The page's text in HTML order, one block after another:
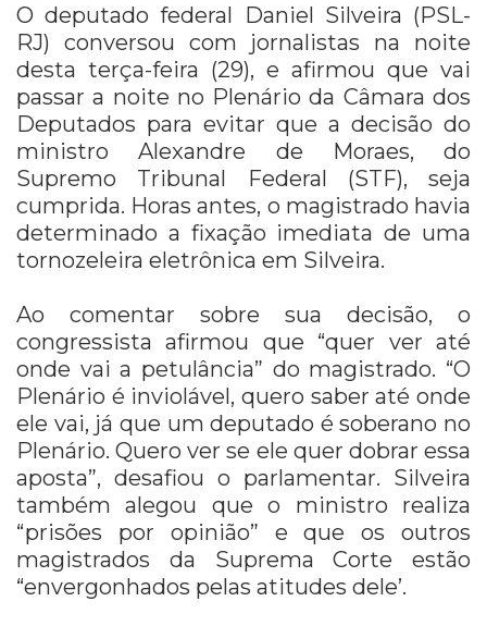
O deputado federal Daniel Silveira (PSL-
RJ) conversou com jornalistas na noite
desta terça-feira (29), e afirmou que vai
passar a noite no Plenário da Câmara dos
Deputados para evitar que a decisão do
ministro Alexandre de Moraes, do
Supremo Tribunal Federal (STF), seja
cumprida. Horas antes, o magistrado havia
determinado a fixação imediata de uma
tornozeleira eletrônica em Silveira.
Ao comentar sobre sua decisão, o
congressista afirmou que “quer ver até
onde vai a petulância” do magistrado. “O
Plenário é inviolável, quero saber até onde
ele vai, já que um deputado é soberano no
Plenário. Quero ver se ele quer dobrar essa
aposta”, desafiou o parlamentar. Silveira
também alegou que o ministro realiza
“prisões por opinião” e que os outros
magistrados da Suprema Corte estão
“envergonhados pelas atitudes dele’.